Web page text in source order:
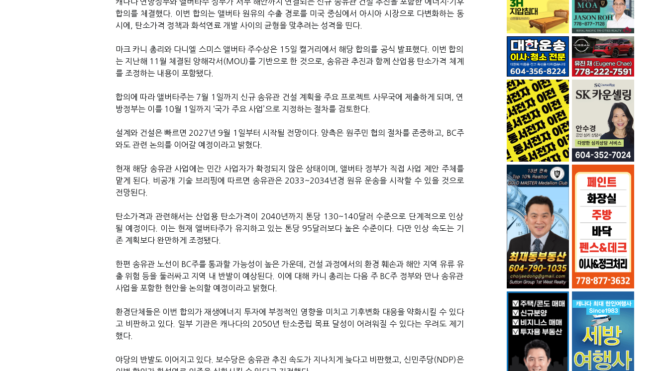
합의를 체결했다. 이번 합의는 앨버타 원유의 수출 경로를 미국 중심에서 아시아 시장으로 다변화하는 동
시에, 탄소가격 정책과 화석연료 개발 사이의 균형을 맞추려는 성격을 띤다.
마크 카니 총리와 다니엘 스미스 앨버타 주수상은 15일 캘거리에서 해당 합의를 공식 발표했다. 이번 합의
는 지난해 11월 체결된 양해각서(MOU)를 기반으로 한 것으로, 송유관 추진과 함께 산업용 탄소가격 체계
를 조정하는 내용이 포함됐다.
합의에 따라 앨버타주는 7월 1일까지 신규 송유관 건설 계획을 주요 프로젝트 사무국에 제출하게 되며, 연
방정부는 이를 10월 1일까지 ‘국가 주요 사업’으로 지정하는 절차를 검토한다.
설계와 건설은 빠르면 2027년 9월 1일부터 시작될 전망이다. 양측은 원주민 협의 절차를 존중하고, BC주
와도 관련 논의를 이어갈 예정이라고 밝혔다.
현재 해당 송유관 사업에는 민간 사업자가 확정되지 않은 상태이며, 앨버타 정부가 직접 사업 제안 주체를
맡게 된다. 비공개 기술 브리핑에 따르면 송유관은 2033~2034년경 원유 운송을 시작할 수 있을 것으로
전망된다.
탄소가격과 관련해서는 산업용 탄소가격이 2040년까지 톤당 130~140달러 수준으로 단계적으로 인상
될 예정이다. 이는 현재 앨버타주가 유지하고 있는 톤당 95달러보다 높은 수준이다. 다만 인상 속도는 기
존 계획보다 완만하게 조정됐다.
한편 송유관 노선이 BC주를 통과할 가능성이 높은 가운데, 건설 과정에서의 환경 훼손과 해안 지역 유류 유
출 위험 등을 둘러싸고 지역 내 반발이 예상된다. 이에 대해 카니 총리는 다음 주 BC주 정부와 만나 송유관
사업을 포함한 현안을 논의할 예정이라고 밝혔다.
환경단체들은 이번 합의가 재생에너지 투자에 부정적인 영향을 미치고 기후변화 대응을 약화시킬 수 있다
고 비판하고 있다. 일부 기관은 캐나다의 2050년 탄소중립 목표 달성이 어려워질 수 있다는 우려도 제기
했다.
야당의 반발도 이어지고 있다. 보수당은 송유관 추진 속도가 지나치게 늦다고 비판했고, 신민주당(NDP)은